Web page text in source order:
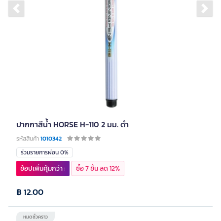
Previous slide
ปากกาสีน้ำ HORSE H-110 2 มม. ดำ
รหัสสินค้า1010342
ร่วมรายการผ่อน 0%
หมดชั่วคราว
฿ 12.00
ช้อปเพิ่มคุ้มกว่า : ซื้อ 7 ชิ้น ลด 12%